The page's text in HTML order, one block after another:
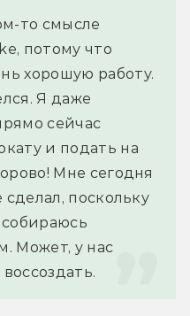
то смысле
потому что
хорошую работу.
Я даже
сейчас
и подать на
Мне сегодня
сделал, поскольку
Может, у нас